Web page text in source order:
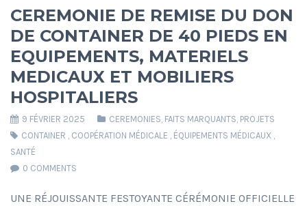
CEREMONIE DE REMISE DU DON
DE CONTAINER DE 40 PIEDS EN
EQUIPEMENTS, MATERIELS
MEDICAUX ET MOBILIERS
HOSPITALIERS
9 FÉVRIER 2025 CEREMONIES, FAITS MARQUANTS, PROJETS
CONTAINER , COOPÉRATION MÉDICALE , ÉQUIPEMENTS MÉDICAUX ,
SANTÉ
0 COMMENTS
UNE RÉJOUISSANTE FESTOYANTE CÉRÉMONIE OFFICIELLE